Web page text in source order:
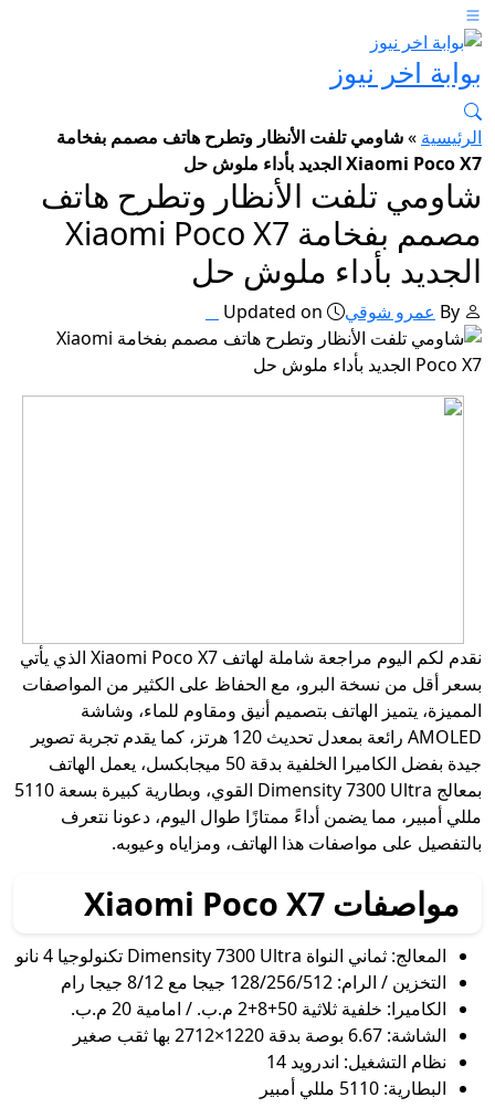
بوابة اخر نيوز
الرئيسية »شاومي تلفت الأنظار وتطرح هاتف مصمم بفخامة
Xiaomi Poco X7 الجديد بأداء ملوش حل
شاومي تلفت الأنظار وتطرح هاتف
مصمم بفخامة Xiaomi Poco X7
الجديد بأداء ملوش حل
By عمرو شوقي Updated on
نقدم لكم اليوم مراجعة شاملة لهاتف Xiaomi Poco X7 الذي يأتي
بسعر أقل من نسخة البرو، مع الحفاظ على الكثير من المواصفات
المميزة، يتميز الهاتف بتصميم أنيق ومقاوم للماء، وشاشة
AMOLED رائعة بمعدل تحديث 120 هرتز، كما يقدم تجربة تصوير
جيدة بفضل الكاميرا الخلفية بدقة 50 ميجابكسل، يعمل الهاتف
بمعالج Dimensity 7300 Ultra القوي، وبطارية كبيرة بسعة 5110
مللي أمبير، مما يضمن أداءً ممتازًا طوال اليوم، دعونا نتعرف
بالتفصيل على مواصفات هذا الهاتف، ومزاياه وعيوبه.
مواصفات Xiaomi Poco X7
المعالج: ثماني النواة Dimensity 7300 Ultra تكنولوجيا 4 نانو
التخزين / الرام: 128/256/512 جيجا مع 8/12 جيجا رام
الكاميرا: خلفية ثلاثية 50+8+2 م.ب. / امامية 20 م.ب.
الشاشة: 6.67 بوصة بدقة 1220×2712 بها ثقب صغير
نظام التشغيل: اندرويد 14
البطارية: 5110 مللي أمبير